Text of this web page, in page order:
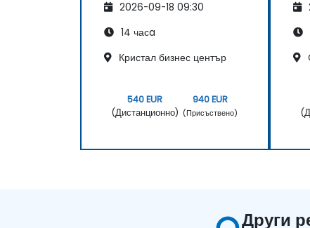
2026-09-18 09:30
14 часa
Кристал бизнес център
540 EUR
(Дистанционно)
940 EUR
(Присъствено)
Други